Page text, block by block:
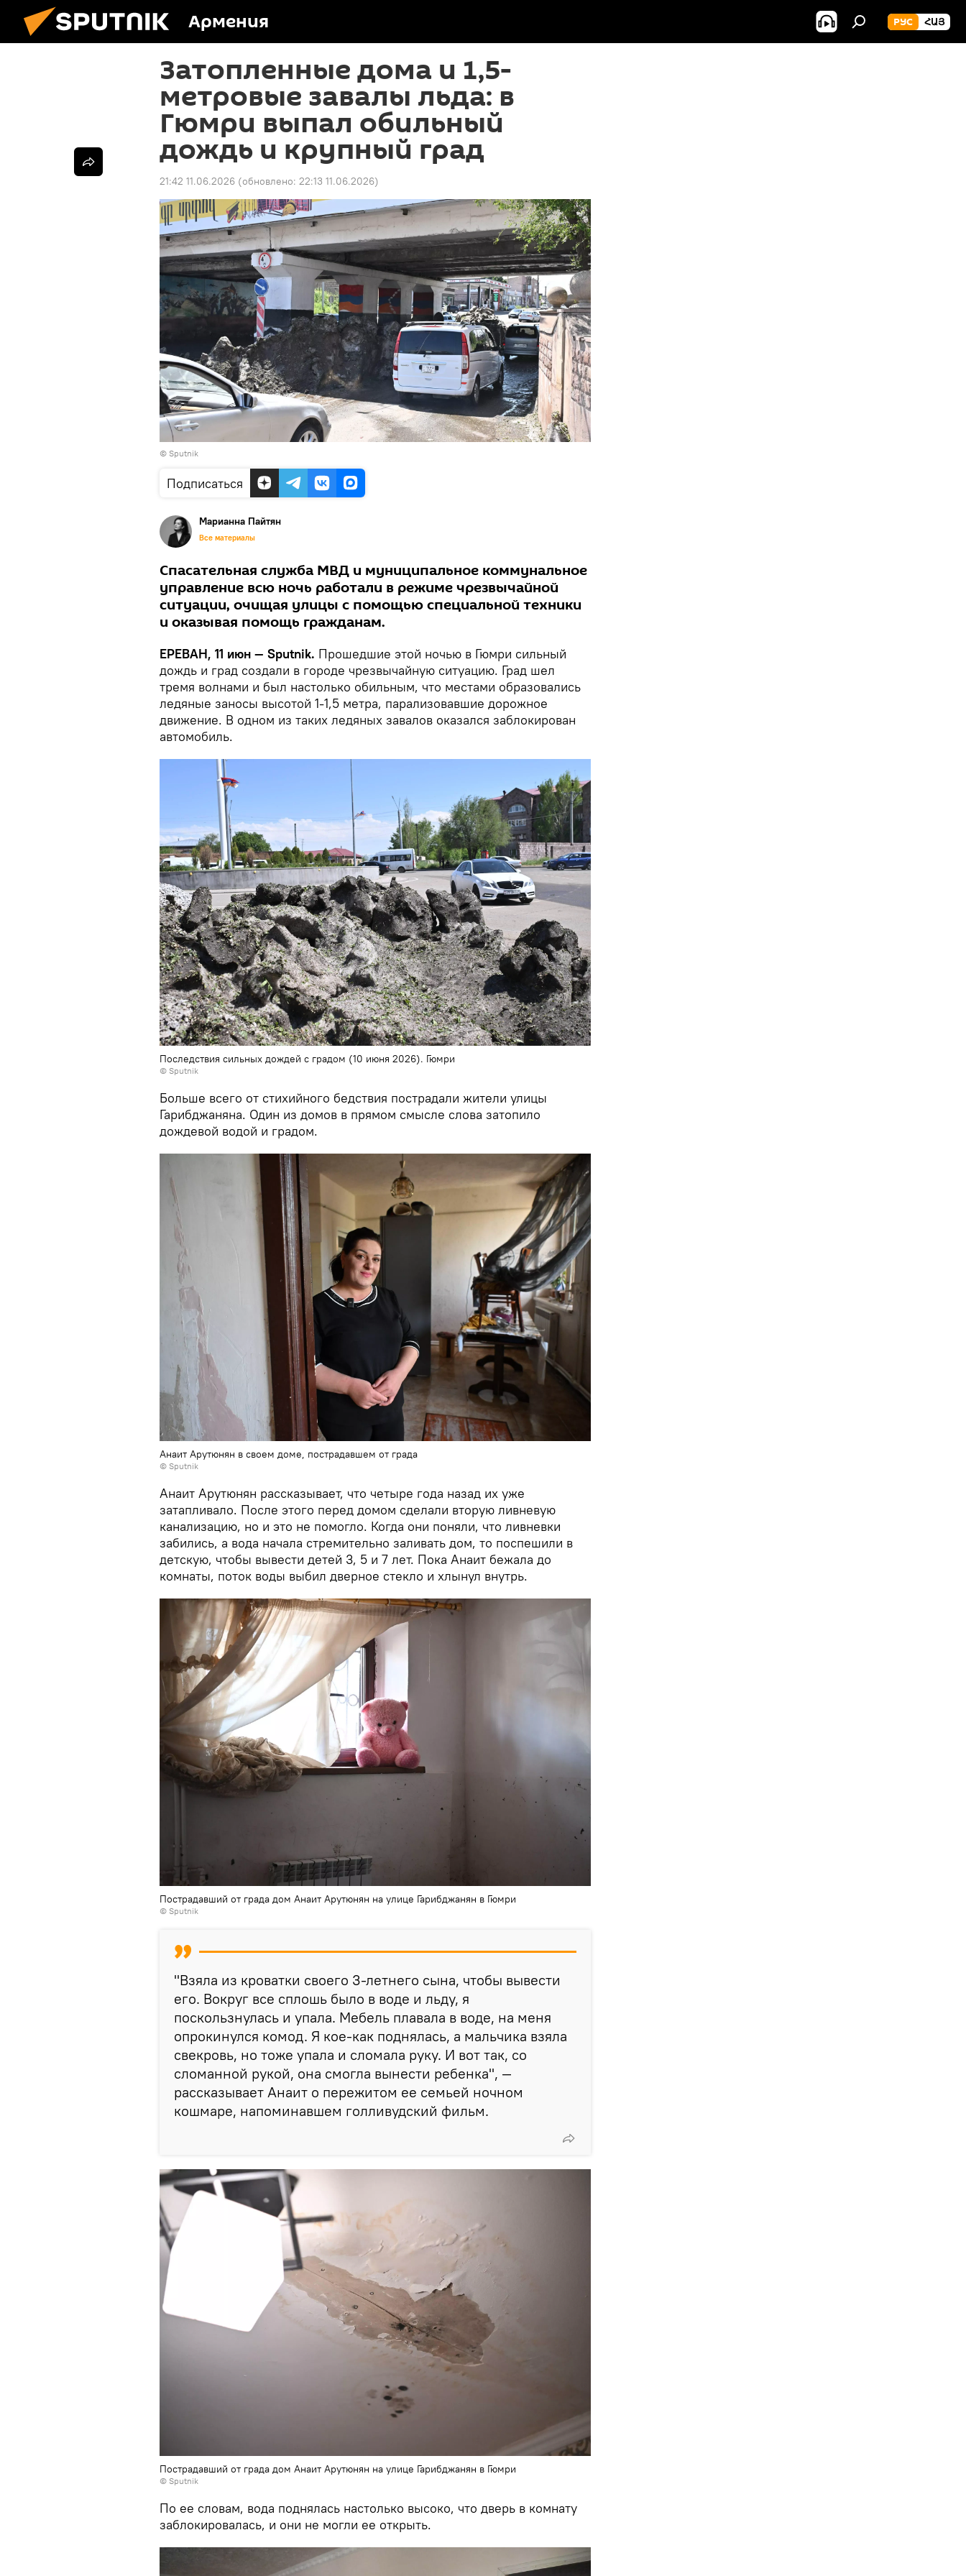
Армения РУС ՀԱՅ
Затопленные дома и 1,5-
метровые завалы льда: в
Гюмри выпал обильный
дождь и крупный град
21:42 11.06.2026 (обновлено: 22:13 11.06.2026)
© Sputnik
Подписаться
Марианна Пайтян
Все материалы
Спасательная служба МВД и муниципальное коммунальное
управление всю ночь работали в режиме чрезвычайной
ситуации, очищая улицы с помощью специальной техники
и оказывая помощь гражданам.
ЕРЕВАН, 11 июн — Sputnik. Прошедшие этой ночью в Гюмри сильный
дождь и град создали в городе чрезвычайную ситуацию. Град шел
тремя волнами и был настолько обильным, что местами образовались
ледяные заносы высотой 1-1,5 метра, парализовавшие дорожное
движение. В одном из таких ледяных завалов оказался заблокирован
автомобиль.
Последствия сильных дождей с градом (10 июня 2026). Гюмри
© Sputnik
Больше всего от стихийного бедствия пострадали жители улицы
Гарибджаняна. Один из домов в прямом смысле слова затопило
дождевой водой и градом.
Анаит Арутюнян в своем доме, пострадавшем от града
© Sputnik
Анаит Арутюнян рассказывает, что четыре года назад их уже
затапливало. После этого перед домом сделали вторую ливневую
канализацию, но и это не помогло. Когда они поняли, что ливневки
забились, а вода начала стремительно заливать дом, то поспешили в
детскую, чтобы вывести детей 3, 5 и 7 лет. Пока Анаит бежала до
комнаты, поток воды выбил дверное стекло и хлынул внутрь.
Пострадавший от града дом Анаит Арутюнян на улице Гарибджанян в Гюмри
© Sputnik
"Взяла из кроватки своего 3-летнего сына, чтобы вывести
его. Вокруг все сплошь было в воде и льду, я
поскользнулась и упала. Мебель плавала в воде, на меня
опрокинулся комод. Я кое-как поднялась, а мальчика взяла
свекровь, но тоже упала и сломала руку. И вот так, со
сломанной рукой, она смогла вынести ребенка", —
рассказывает Анаит о пережитом ее семьей ночном
кошмаре, напоминавшем голливудский фильм.
Пострадавший от града дом Анаит Арутюнян на улице Гарибджанян в Гюмри
© Sputnik
По ее словам, вода поднялась настолько высоко, что дверь в комнату
заблокировалась, и они не могли ее открыть.